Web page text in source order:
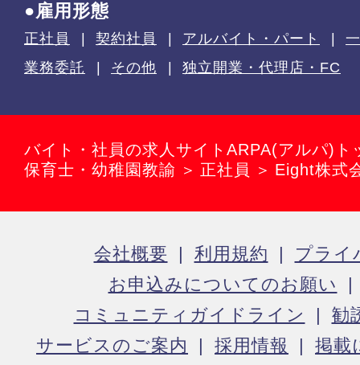
●雇用形態
正社員 契約社員 アルバイト・パート
業務委託
その他 独立開業・代理店・FC
バイト・社員の求人サイトARPA(アルパ)ト
保育士・幼稚園教諭
正社員 Eight株式
会社概要 利用規約
プライ
お申込みについてのお願い
コミュニティガイドライン
勧
サービスのご案内
採用情報
掲載